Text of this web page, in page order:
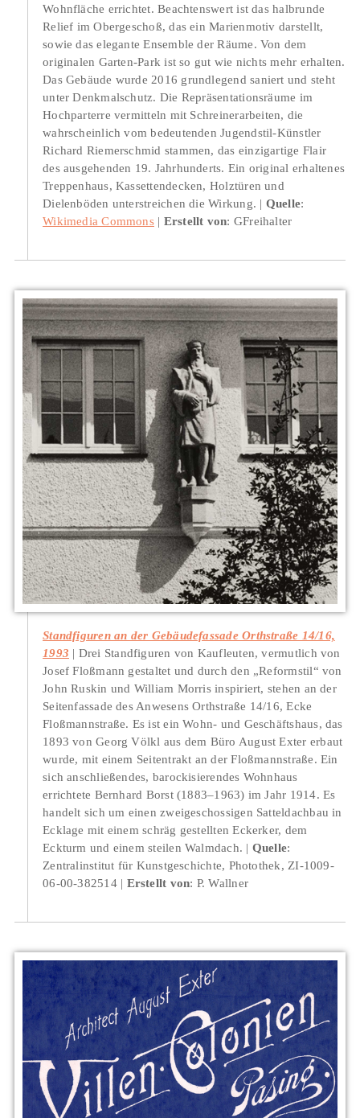
Wohnfläche errichtet. Beachtenswert ist das halbrunde
Relief im Obergeschoß, das ein Marienmotiv darstellt,
sowie das elegante Ensemble der Räume. Von dem
originalen Garten-Park ist so gut wie nichts mehr erhalten.
Das Gebäude wurde 2016 grundlegend saniert und steht
unter Denkmalschutz. Die Repräsentationsräume im
Hochparterre vermitteln mit Schreinerarbeiten, die
wahrscheinlich vom bedeutenden Jugendstil-Künstler
Richard Riemerschmid stammen, das einzigartige Flair
des ausgehenden 19. Jahrhunderts. Ein original erhaltenes
Treppenhaus, Kassettendecken, Holztüren und
Dielenböden unterstreichen die Wirkung.
Quelle:
Wikimedia Commons
Erstellt von: GFreihalter
Standfiguren an der Gebäudefassade Orthstraße 14/16,
1993
Drei Standfiguren von Kaufleuten, vermutlich von
Josef Floßmann gestaltet und durch den „Reformstil“ von
John Ruskin und William Morris inspiriert, stehen an der
Seitenfassade des Anwesens Orthstraße 14/16, Ecke
Floßmannstraße. Es ist ein Wohn- und Geschäftshaus, das
1893 von Georg Völkl aus dem Büro August Exter erbaut
wurde, mit einem Seitentrakt an der Floßmannstraße. Ein
sich anschließendes, barockisierendes Wohnhaus
errichtete Bernhard Borst (1883–1963) im Jahr 1914. Es
handelt sich um einen zweigeschossigen Satteldachbau in
Ecklage mit einem schräg gestellten Eckerker, dem
Eckturm und einem steilen Walmdach.
Quelle:
Zentralinstitut für Kunstgeschichte, Photothek, ZI-1009-
06-00-382514
Erstellt von: P. Wallner